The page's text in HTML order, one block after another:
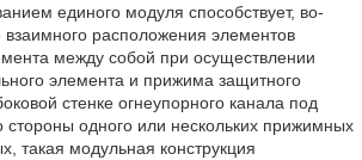
единого модуля способствует, во-
расположения элементов
между собой при осуществлении
элемента и прижима защитного
стенке огнеупорного канала под
стороны одного или нескольких прижимных
такая модульная конструкция